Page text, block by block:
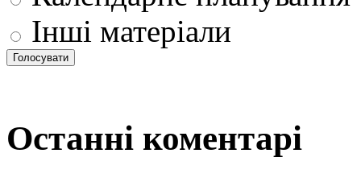
Інші матеріали
Останні коментарі